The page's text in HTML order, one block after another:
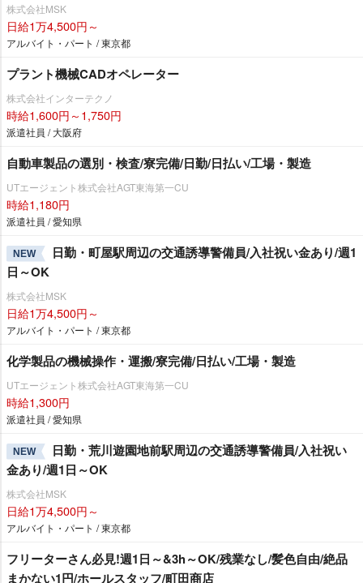
株式会社MSK
日給1万4,500円～
アルバイト・パート / 東京都
プラント機械CADオペレーター
株式会社インターテクノ
時給1,600円～1,750円
派遣社員 / 大阪府
自動車製品の選別・検査/寮完備/日勤/日払い/工場・製造
UTエージェント株式会社AGT東海第一CU
時給1,180円
派遣社員 / 愛知県
NEW
日勤・町屋駅周辺の交通誘導警備員/入社祝い金あり/週1
日～OK
株式会社MSK
日給1万4,500円～
アルバイト・パート / 東京都
化学製品の機械操作・運搬/寮完備/日払い/工場・製造
UTエージェント株式会社AGT東海第一CU
時給1,300円
派遣社員 / 愛知県
NEW
日勤・荒川遊園地前駅周辺の交通誘導警備員/入社祝い
金あり/週1日～OK
株式会社MSK
日給1万4,500円～
アルバイト・パート / 東京都
フリーターさん必見!週1日～&3h～OK/残業なし/髪色自由/絶品
まかない1円/ホールスタッフ/町田商店